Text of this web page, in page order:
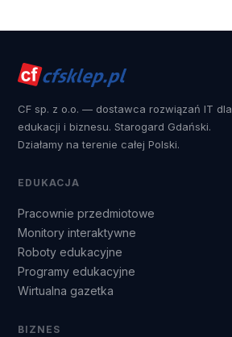
CF sp. z o.o. — dostawca rozwiązań IT dla
edukacji i biznesu. Starogard Gdański.
Działamy na terenie całej Polski.
EDUKACJA
Pracownie przedmiotowe
Monitory interaktywne
Roboty edukacyjne
Programy edukacyjne
Wirtualna gazetka
BIZNES